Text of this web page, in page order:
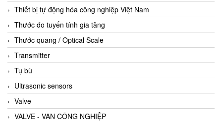
Thiết bị tự động hóa công nghiệp Việt Nam
Thước đo tuyến tính gia tăng
Thước quang / Optical Scale
Transmitter
Tụ bù
Ultrasonic sensors
Valve
VALVE - VAN CÔNG NGHIỆP